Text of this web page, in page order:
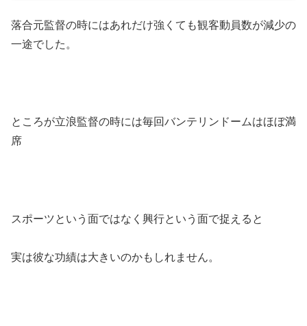
落合元監督の時にはあれだけ強くても観客動員数が減少の
一途でした。
ところが立浪監督の時には毎回バンテリンドームはほぼ満
席
スポーツという面ではなく興行という面で捉えると
実は彼な功績は大きいのかもしれません。